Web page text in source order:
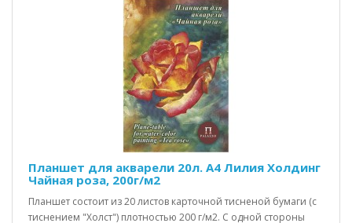
Планшет для акварели 20л. А4 Лилия Холдинг
Чайная роза, 200г/м2
Планшет состоит из 20 листов карточной тисненой бумаги (с
тиснением "Холст") плотностью 200 г/м2. C одной стороны